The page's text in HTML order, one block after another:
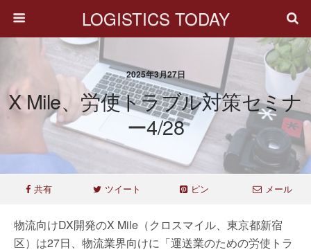
LOGISTICS TODAY
2025年3月27日
X Mile、労使トラブル対策セミナ
ー4/28
共有 ツイート ピン メール
物流向けDX開発のX Mile（クロスマイル、東京都新宿
区）は27日、物流業界向けに「運送業のための労使トラ